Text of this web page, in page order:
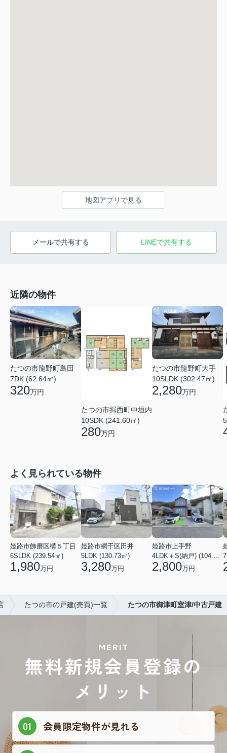
地図アプリで見る
メールで共有する LINEで共有する
近隣の物件
たつの市龍野町島田
7DK (62.64㎡)
320万円
たつの市揖西町中垣内
10SDK (241.60㎡)
280万円
たつの市龍野町大手
10SLDK (302.47㎡)
2,280万円
よく見られている物件
姫路市飾磨区構５丁目
6SLDK (239.54㎡)
1,980万円
姫路市網干区田井
5LDK (130.73㎡)
3,280万円
姫路市上手野
2,800万円
たつの市の戸建(売買)一覧 たつの市御津町室津/中古戸建
MERIT
無料新規会員登録の
メリット
会員限定物件が見れる